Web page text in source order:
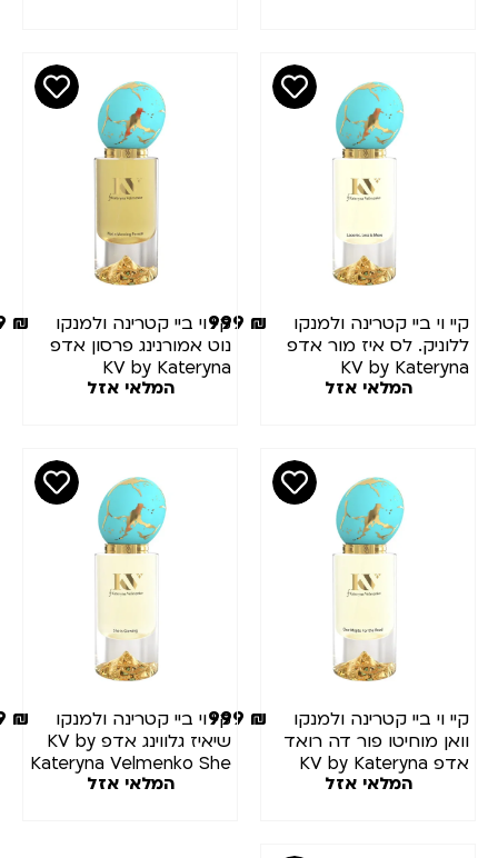
קיי וי ביי קטרינה ולמנקו
ללוניק. לס איז מור אדפ
KV by Kateryna
Velmenko Lalonic. Less
999 ₪
המלאי אזל
קיי וי ביי קטרינה ולמנקו
נוט אמורנינג פרסון אדפ
KV by Kateryna
Velmenko Not A
999 ₪
המלאי אזל
קיי וי ביי קטרינה ולמנקו
וואן מוחיטו פור דה רואד
אדפ KV by Kateryna
Velmenko One Mojito
999 ₪
המלאי אזל
קיי וי ביי קטרינה ולמנקו
שיאיז גלווינג אדפ KV by
Kateryna Velmenko She
Is Glowing EDP 100ML
999 ₪
המלאי אזל